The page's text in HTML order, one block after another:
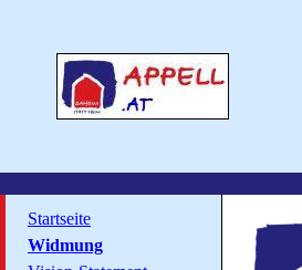
Startseite
Widmung